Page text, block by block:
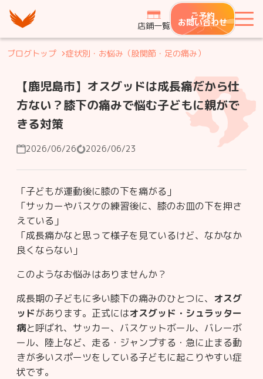
つながり整骨鍼灸院グループ
店鋪一覧
ご予約
お問い合わせ
ブログトップ 症状別・お悩み（股関節・足の痛み）
【鹿児島市】オスグッドは成長痛だから仕
方ない？膝下の痛みで悩む子どもに親がで
きる対策
2026/06/26 2026/06/23
「子どもが運動後に膝の下を痛がる」
「サッカーやバスケの練習後に、膝のお皿の下を押さ
えている」
「成長痛かなと思って様子を見ているけど、なかなか
良くならない」
このようなお悩みはありませんか？
成長期の子どもに多い膝下の痛みのひとつに、 オスグ
ッドがあります。正式にはオスグッド・シュラッター
病と呼ばれ、サッカー、バスケットボール、バレーボ
ール、陸上など、走る・ジャンプする・急に止まる動
きが多いスポーツをしている子どもに起こりやすい症
状です。